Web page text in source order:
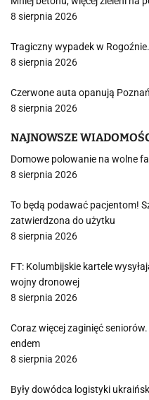
8 sierpnia 2026
Tragiczny wypadek w
8 sierpnia 2026
Czerwone auta opanują
8 sierpnia 2026
NAJNOWSZE
Domowe polowanie na wolne
8 sierpnia 2026
To będą podawać pacjentom!
zatwierdzona do użytku
8 sierpnia 2026
FT: Kolumbijskie kartele
wojny dronowej
8 sierpnia 2026
Coraz więcej zaginięć
endem
8 sierpnia 2026
Były dowódca logistyki